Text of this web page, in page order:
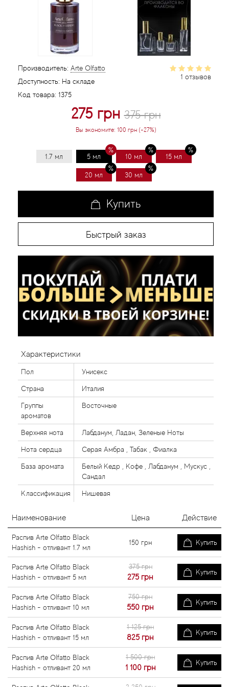
1 отзывов
Производитель: Arte Olfatto
Доступность: На складе
Код товара: 1375
275 грн375 грн
Вы экономите: 100 грн (-27%)
1.7 мл 5 мл 10 мл 15 мл
20 мл 30 мл
Купить
Быстрый заказ
Характеристики
Пол Унисекс
Страна Италия
Группы
ароматов
Восточные
Верхняя нота Лабданум, Ладан, Зеленые Ноты
Нота сердца Серая Амбра , Табак , Фиалка
База аромата
Белый Кедр , Кофе , Лабданум , Мускус ,
Сандал
Классификация Нишевая
Наименование Цена Действие
Распив Arte Olfatto Black
Hashish - отливант 1.7 мл
150 грн Купить
Распив Arte Olfatto Black
Hashish - отливант 5 мл
375 грн
275 грн
Купить
Распив Arte Olfatto Black
Hashish - отливант 10 мл
750 грн
550 грн
Купить
Распив Arte Olfatto Black
Hashish - отливант 15 мл
1 125 грн
825 грн
Купить
Распив Arte Olfatto Black
Hashish - отливант 20 мл
1 500 грн
1 100 грн
Купить